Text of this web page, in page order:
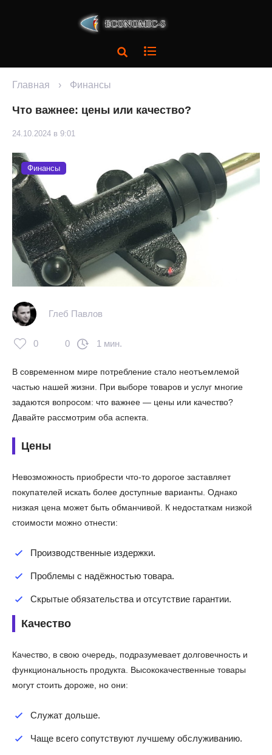
Главная › Финансы
Что важнее: цены или качество?
24.10.2024 в 9:01
Финансы
Глеб Павлов
0 0 1 мин.
В современном мире потребление стало неотъемлемой
частью нашей жизни. При выборе товаров и услуг многие
задаются вопросом: что важнее — цены или качество?
Давайте рассмотрим оба аспекта.
Цены
Невозможность приобрести что-то дорогое заставляет
покупателей искать более доступные варианты. Однако
низкая цена может быть обманчивой. К недостаткам низкой
стоимости можно отнести:
Производственные издержки.
Проблемы с надёжностью товара.
Скрытые обязательства и отсутствие гарантии.
Качество
Качество, в свою очередь, подразумевает долговечность и
функциональность продукта. Высококачественные товары
могут стоить дороже, но они:
Служат дольше.
Чаще всего сопутствуют лучшему обслуживанию.